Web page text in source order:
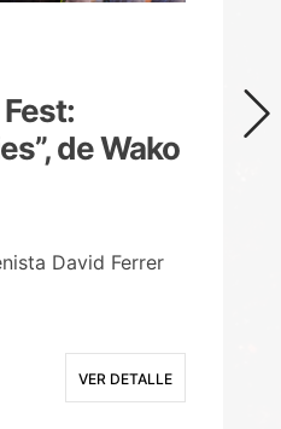
de Wako
David Ferrer
VER DETALLE